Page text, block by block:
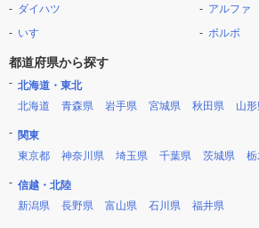
ダイハツ
いすゞ
アルファ
ボルボ
都道府県から探す
北海道・東北
北海道
青森県 岩手県 宮城県 秋田県 山
関東
東京都
神奈川県 埼玉県 千葉県 茨城県
信越・北陸
新潟県
長野県 富山県 石川県 福井県